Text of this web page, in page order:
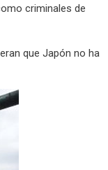
criminales de
que Japón no ha